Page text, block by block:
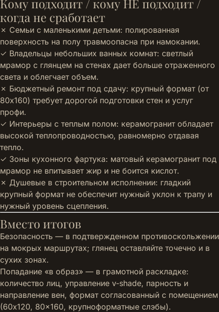
Кому подходит / кому НЕ подходит /
когда не сработает
✗ Семьи с маленькими детьми: полированная
поверхность на полу травмоопасна при намокании.
✓ Владельцы небольших ванных комнат: светлый
мрамор с глянцем на стенах дает больше отраженного
света и облегчает объем.
✗ Бюджетный ремонт под сдачу: крупный формат (от
80x160) требует дорогой подготовки стен и услуг
профи.
✓ Интерьеры с теплым полом: керамогранит обладает
высокой теплопроводностью, равномерно отдавая
тепло.
✓ Зоны кухонного фартука: матовый керамогранит под
мрамор не впитывает жир и не боится кислот.
✗ Душевые в строительном исполнении: гладкий
крупный формат не обеспечит нужный уклон к трапу и
нужный уровень сцепления.
Вместо итогов
Безопасность — в подтвержденном противоскольжении
на мокрых маршрутах; глянец оставляйте точечно и в
сухих зонах.
Попадание «в образ» — в грамотной раскладке:
количество лиц, управление v-shade, парность и
направление вен, формат согласованный с помещением
(60x120, 80x160, крупноформатные слэбы).